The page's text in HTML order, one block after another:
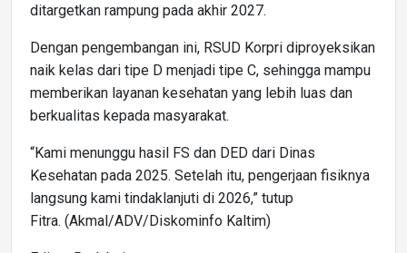
ditargetkan rampung pada akhir 2027.
Dengan pengembangan ini, RSUD Korpri diproyeksikan
naik kelas dari tipe D menjadi tipe C, sehingga mampu
memberikan layanan kesehatan yang lebih luas dan
berkualitas kepada masyarakat.
“Kami menunggu hasil FS dan DED dari Dinas
Kesehatan pada 2025. Setelah itu, pengerjaan fisiknya
langsung kami tindaklanjuti di 2026,” tutup
Fitra. (Akmal/ADV/Diskominfo Kaltim)